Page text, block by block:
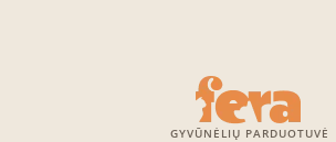
GYVŪNĖLIŲ PARDUOTUVĖ